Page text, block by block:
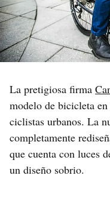
La pretigiosa firma
modelo de bicicleta
ciclistas urbanos. La
completamente
que cuenta con luces
un diseño sobrio.